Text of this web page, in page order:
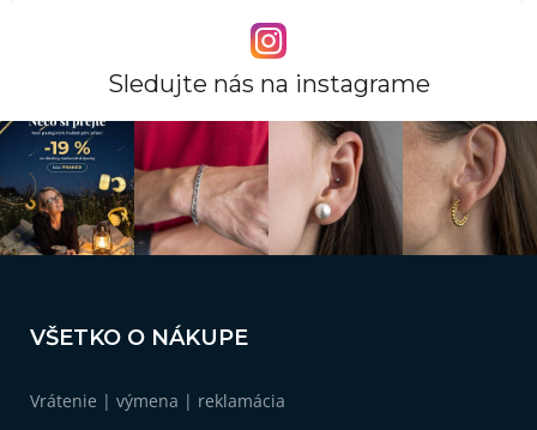
Sledujte nás na instagrame
VŠETKO O NÁKUPE
Vrátenie | výmena | reklamácia